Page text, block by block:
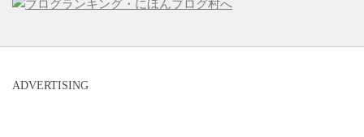
ADVERTISING